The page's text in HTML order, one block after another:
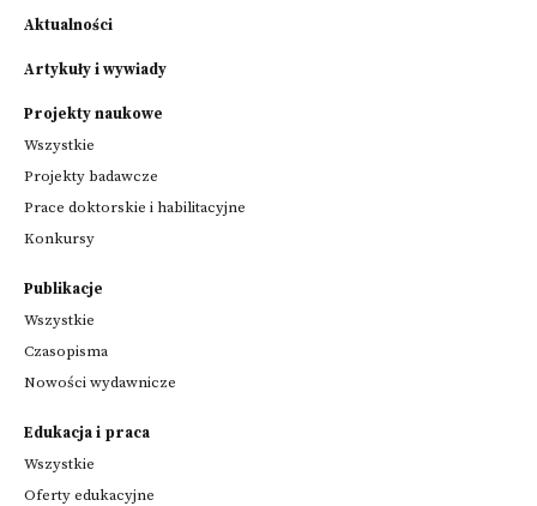
Aktualności
Artykuły i wywiady
Projekty naukowe
Wszystkie
Projekty badawcze
Prace doktorskie i habilitacyjne
Konkursy
Publikacje
Wszystkie
Czasopisma
Nowości wydawnicze
Edukacja i praca
Wszystkie
Oferty edukacyjne